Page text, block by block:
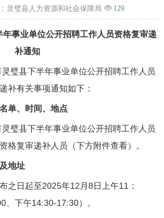
灵璧县人力资源和社会保障局 129
事业单位公开招聘工作人员资格复审递
补通知
县下半年事业单位公开招聘工作人员
补有关事项通知如下：
单、时间、地点
县下半年事业单位公开招聘工作人员
格复审递补人员（下方附件查看）。
地址
日起至2025年12月8日上午11：
、下午14:30-17:30）。